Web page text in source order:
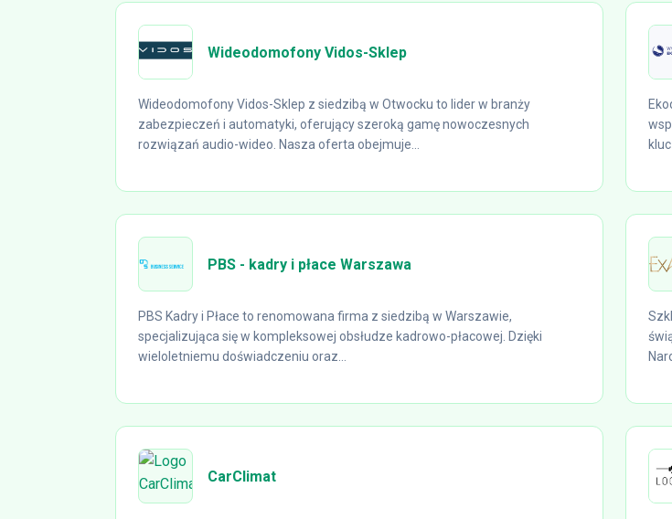
Wideodomofony Vidos-Sklep
Wideodomofony Vidos-Sklep z siedzibą w Otwocku to lider w branży
zabezpieczeń i automatyki, oferujący szeroką gamę nowoczesnych
rozwiązań audio-wideo. Nasza oferta obejmuje...
PBS - kadry i płace Warszawa
PBS Kadry i Płace to renomowana firma z siedzibą w Warszawie,
specjalizująca się w kompleksowej obsłudze kadrowo-płacowej. Dzięki
wieloletniemu doświadczeniu oraz...
CarClimat